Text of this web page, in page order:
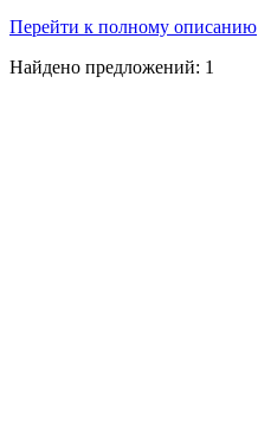
Перейти к полному описанию
Найдено предложений: 1